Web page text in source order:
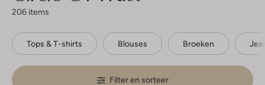
206 items
Tops & T-shirts Blouses Broeken
Filter en sorteer